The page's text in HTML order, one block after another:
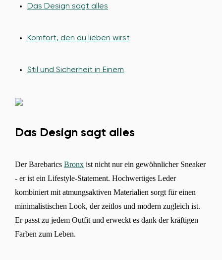
Das Design sagt alles
Komfort, den du lieben wirst
Stil und Sicherheit in Einem
Das Design sagt alles
Der Barebarics Bronx ist nicht nur ein gewöhnlicher Sneaker
- er ist ein Lifestyle-Statement. Hochwertiges Leder
kombiniert mit atmungsaktiven Materialien sorgt für einen
minimalistischen Look, der zeitlos und modern zugleich ist.
Er passt zu jedem Outfit und erweckt es dank der kräftigen
Farben zum Leben.